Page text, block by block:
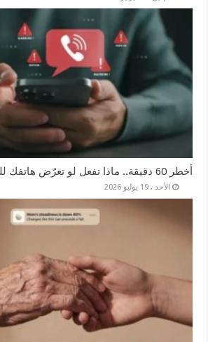
أخطر 60 دقيقة.. ماذا تفعل لو تعرّض هاتفك للسرقة
الأحد , 19 يوليو 2026